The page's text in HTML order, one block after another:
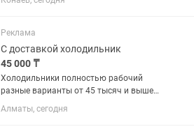
Реклама
С доставкой холодильник
45 000 ₸
Холодильники полностью рабочий
разные варианты от 45 тысяч и выше
пишите фото могу отправить
Алматы, сегодня